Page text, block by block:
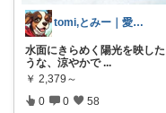
tomi,とみー｜愛犬家🐾
水面にきらめく陽光を映した
うな、涼やかで ...
￥ 2,379～
0 0 58